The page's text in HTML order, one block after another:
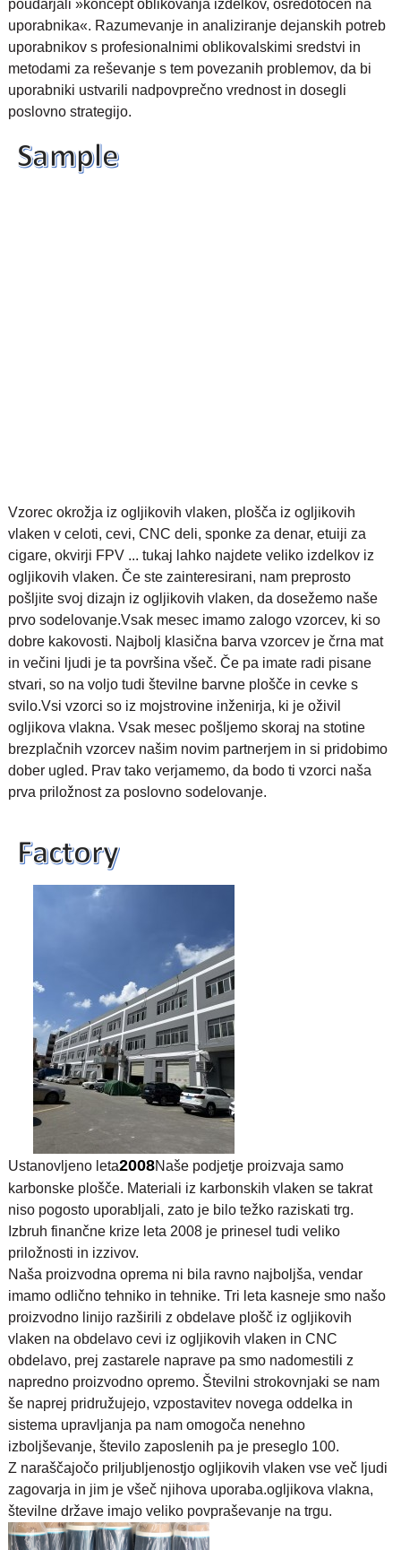
poudarjali »koncept oblikovanja izdelkov, osredotočen na
uporabnika«. Razumevanje in analiziranje dejanskih potreb
uporabnikov s profesionalnimi oblikovalskimi sredstvi in
metodami za reševanje s tem povezanih problemov, da bi
uporabniki ustvarili nadpovprečno vrednost in dosegli
poslovno strategijo.
Vzorec okrožja iz ogljikovih vlaken, plošča iz ogljikovih
vlaken v celoti, cevi, CNC deli, sponke za denar, etuiji za
cigare, okvirji FPV ... tukaj lahko najdete veliko izdelkov iz
ogljikovih vlaken. Če ste zainteresirani, nam preprosto
pošljite svoj dizajn iz ogljikovih vlaken, da dosežemo naše
prvo sodelovanje.Vsak mesec imamo zalogo vzorcev, ki so
dobre kakovosti. Najbolj klasična barva vzorcev je črna mat
in večini ljudi je ta površina všeč. Če pa imate radi pisane
stvari, so na voljo tudi številne barvne plošče in cevke s
svilo.Vsi vzorci so iz mojstrovine inženirja, ki je oživil
ogljikova vlakna. Vsak mesec pošljemo skoraj na stotine
brezplačnih vzorcev našim novim partnerjem in si pridobimo
dober ugled. Prav tako verjamemo, da bodo ti vzorci naša
prva priložnost za poslovno sodelovanje.
Ustanovljeno leta2008Naše podjetje proizvaja samo
karbonske plošče. Materiali iz karbonskih vlaken se takrat
niso pogosto uporabljali, zato je bilo težko raziskati trg.
Izbruh finančne krize leta 2008 je prinesel tudi veliko
priložnosti in izzivov.
Naša proizvodna oprema ni bila ravno najboljša, vendar
imamo odlično tehniko in tehnike. Tri leta kasneje smo našo
proizvodno linijo razširili z obdelave plošč iz ogljikovih
vlaken na obdelavo cevi iz ogljikovih vlaken in CNC
obdelavo, prej zastarele naprave pa smo nadomestili z
napredno proizvodno opremo. Številni strokovnjaki se nam
še naprej pridružujejo, vzpostavitev novega oddelka in
sistema upravljanja pa nam omogoča nenehno
izboljševanje, število zaposlenih pa je preseglo 100.
Z naraščajočo priljubljenostjo ogljikovih vlaken vse več ljudi
zagovarja in jim je všeč njihova uporaba.ogljikova vlakna,
številne države imajo veliko povpraševanje na trgu.